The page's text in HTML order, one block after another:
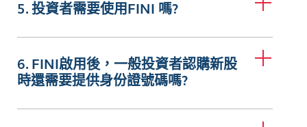
5. 投資者需要使用FINI 嗎?
6. FINI啟用後，一般投資者認購新股
時還需要提供身份證號碼嗎?